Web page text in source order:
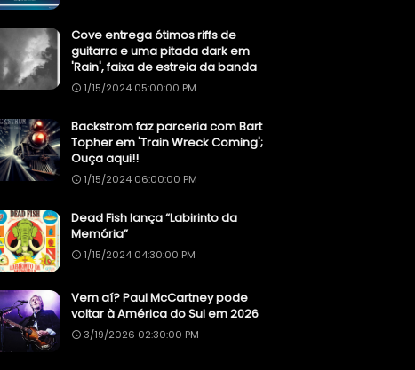
Cove entrega ótimos riffs de
guitarra e uma pitada dark em
'Rain', faixa de estreia da banda
1/15/2024 05:00:00 PM
Backstrom faz parceria com Bart
Topher em 'Train Wreck Coming';
Ouça aqui!!
1/15/2024 06:00:00 PM
Dead Fish lança “Labirinto da
Memória”
1/15/2024 04:30:00 PM
Vem aí? Paul McCartney pode
voltar à América do Sul em 2026
3/19/2026 02:30:00 PM